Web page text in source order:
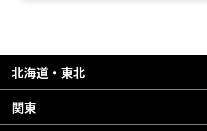
北海道・東北
北海道
関東